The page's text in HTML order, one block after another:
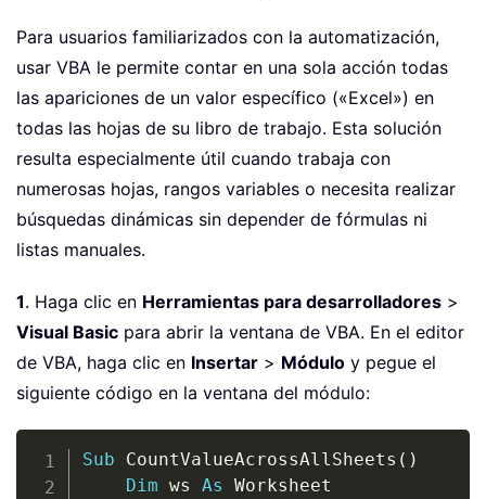
Para usuarios familiarizados con la automatización,
usar VBA le permite contar en una sola acción todas
las apariciones de un valor específico («Excel») en
todas las hojas de su libro de trabajo. Esta solución
resulta especialmente útil cuando trabaja con
numerosas hojas, rangos variables o necesita realizar
búsquedas dinámicas sin depender de fórmulas ni
listas manuales.
1. Haga clic en Herramientas para desarrolladores >
Visual Basic para abrir la ventana de VBA. En el editor
de VBA, haga clic en Insertar > Módulo y pegue el
siguiente código en la ventana del módulo:
Sub CountValueAcrossAllSheets ( )
Dim ws As Worksheet
Copy